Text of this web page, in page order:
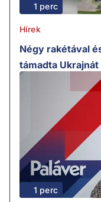
1 perc
Hírek
Négy rakétával
támadta
1 perc